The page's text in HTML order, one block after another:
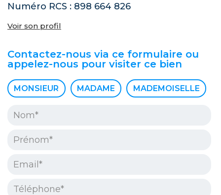
Numéro RCS : 898 664 826
Voir son profil
Contactez-nous via ce formulaire ou
appelez-nous pour visiter ce bien
Civilité :
MONSIEUR MADAME MADEMOISELLE
Nom* :
Prénom* :
Email* :
Téléphone* :